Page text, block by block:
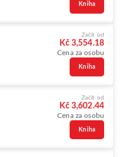
Kniha
Začít od
Kč 3,554.18
Cena za osobu
Kniha
Začít od
Kč 3,602.44
Cena za osobu
Kniha